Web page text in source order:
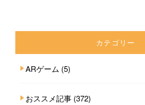
カテゴリー
ARゲーム (5)
おススメ記事 (372)